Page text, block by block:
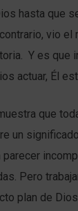
hasta que
vio el
Y es que
actuar, Él
que
un
parecer
Pero
plan de